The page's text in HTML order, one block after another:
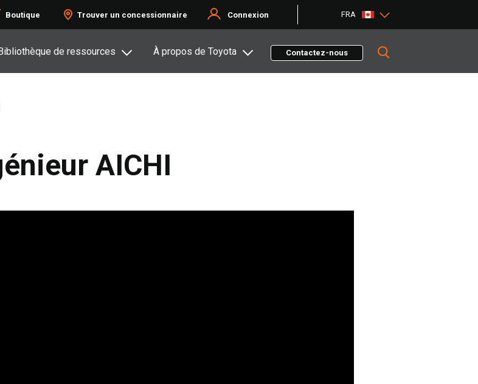
Boutique Trouver un concessionnaire Connexion FRA
de ressources À propos de Toyota Contactez-nous
AICHI